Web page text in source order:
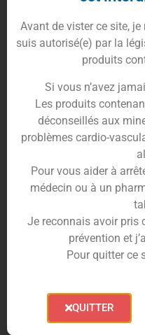
extraites des meilleures
obtenues grâce à des
à sec, afin de préserver
des terpènes naturels.
restantmodéréspar
comme le THC.
Les
10-OH HHC
Les résines de10-OH
avantages, notamment :
Concentration
rendement
Effets durables:
plus prolongés
idéales pour ceux
Avant de vister ce site,
suis autorisé(e) par la
produits
Si vous n’avez
Les produits
déconseillés aux
problèmes cardio-
Pour vous aider à
médecin ou à un
Je reconnais avoir pris
prévention et
Pour quitter ce
QUITTER